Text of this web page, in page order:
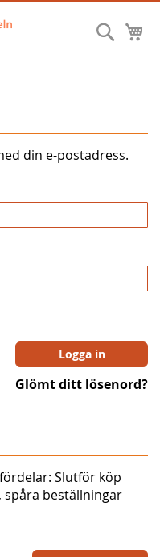
Sök
din e-postadress.
Logga in
Glömt ditt lösenord?
Slutför köp
spåra beställningar